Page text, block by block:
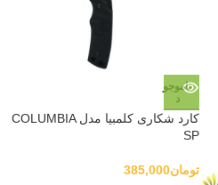
ناموجو
د
کارد شکاری کلمبیا مدل COLUMBIA
SP
تومان385,000